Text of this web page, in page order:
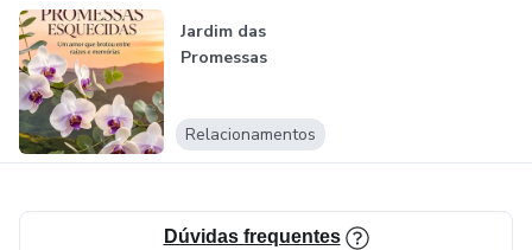
Jardim das
Promessas
Relacionamentos
Dúvidas frequentes